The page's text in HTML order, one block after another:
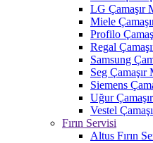
LG Çamaşır
Miele
Profilo
Regal
Samsung
Seg
Siemens
Uğur
Vestel
Fırın Servisi
Altus Fırın